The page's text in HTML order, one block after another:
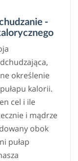
-
określenie
kalorii.
cel i ile
i mądrze
obok
pułap